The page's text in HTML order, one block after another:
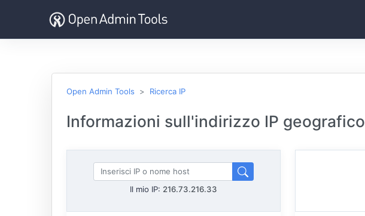
Open Admin Tools Ricerca IP
Informazioni sull'indirizzo IP geografico
Il mio IP: 216.73.216.33